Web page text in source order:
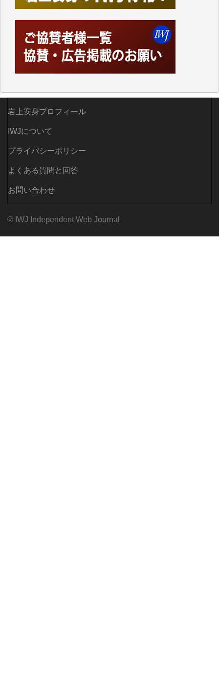
されているからこそのことであり、そのサーバーが使
えなくなってしまえば二度と視ることが出来なくなっ
てしまいます。
「何とかしなければ、何とかしてほしい。」と思いな
がらも前述した事情でどうにもならない自分の非力に
いつもまともな報道、ありがとうございます。（新城
岩上安身プロフィール
IWJについて
プライバシーポリシー
よくある質問と回答
お問い合わせ
© IWJ Independent Web Journal